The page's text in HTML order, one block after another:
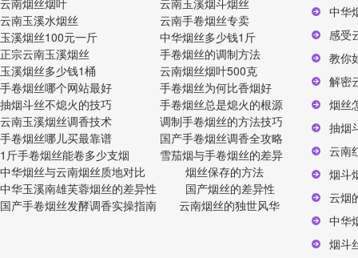
云南烟丝烟叶
云南玉溪水烟丝
玉溪烟丝100元一斤
正宗云南玉溪烟丝
玉溪烟丝多少钱1桶
手卷烟丝哪个网站最好
抽烟斗丝不熄火的技巧
云南玉溪烟丝调香技术
手卷烟丝哪儿买最靠谱
1斤手卷烟丝能卷多少支烟
中华烟丝与云南烟丝质地对比
中华玉溪南雄芙蓉烟丝的差异性
国产手卷烟丝发酵调香实操指南
云南玉溪烟斗烟丝
云南手卷烟丝专卖
中华烟丝多少钱1斤
手卷烟丝的调制方法
云南烟丝烟叶500克
手卷烟丝为何比香烟好
手卷烟丝总是熄火的根源
调制手卷烟丝的方法技巧
国产手卷烟丝调香全攻略
雪茄烟与手卷烟丝的差异
烟丝保存的方法
国产烟丝的差异性
云南烟丝的独世风华
中华
感受
教你
解密
烟丝
抽烟
云南
烟斗
云烟
中华
烟斗